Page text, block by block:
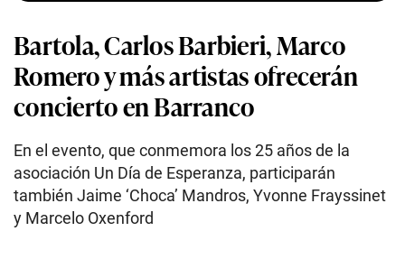
Bartola, Carlos Barbieri, Marco
Romero y más artistas ofrecerán
concierto en Barranco
En el evento, que conmemora los 25 años de la
asociación Un Día de Esperanza, participarán
también Jaime ‘Choca’ Mandros, Yvonne Frayssinet
y Marcelo Oxenford